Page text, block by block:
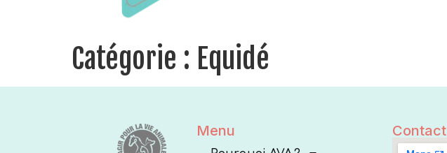
Catégorie : Equidé
Menu Contact